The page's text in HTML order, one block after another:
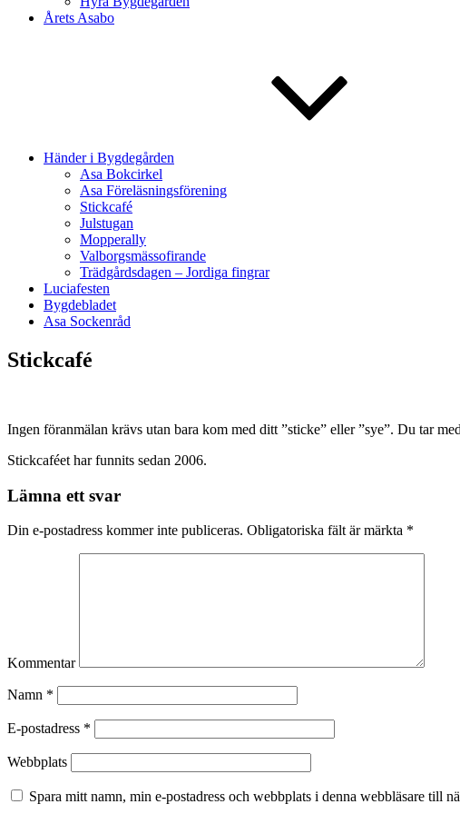
Årets Asabo
Händer i Bygdegården
Asa Bokcirkel
Asa Föreläsningsförening
Stickcafé
Julstugan
Mopperally
Valborgsmässofirande
Trädgårdsdagen – Jordiga fingrar
Luciafesten
Bygdebladet
Asa Sockenråd
Stickcafé
Ingen föranmälan krävs utan bara kom med ditt ”sticke” eller ”sye”. Du tar
Stickcaféet har funnits sedan 2006.
Lämna ett svar
Din e-postadress kommer inte publiceras. Obligatoriska fält är märkta *
Kommentar
Namn *
E-postadress *
Webbplats
Spara mitt namn, min e-postadress och webbplats i denna webbläsare till